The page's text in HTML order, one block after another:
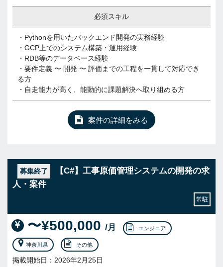
必須スキル
・Pythonを用いたバックエンド開発の実務経験
・GCP上でのシステム構築・運用経験
・RDB等のデータベース経験
・要件定義 〜 開発 〜 評価までの工程を一貫して対応でき
る方
・自走能力が高く、能動的に課題解決へ取り組める方
案件の詳細をみる
募集終了
【C#】工事原価管理システムの開発の求
人・案件
常駐
〜¥500,000 /月 エンジニア
神奈川県 その他
掲載開始日：2026年2月25日